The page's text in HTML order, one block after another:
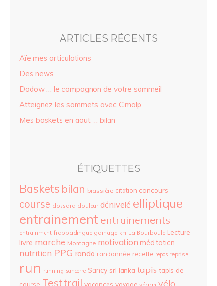
ARTICLES RÉCENTS
Aïe mes articulations
Des news
Dodow … le compagnon de votre sommeil
Atteignez les sommets avec Cimalp
Mes baskets en aout … bilan
ÉTIQUETTES
Baskets bilan brassière citation concours
course dossard douleur dénivelé elliptique
entrainement entrainements
entrainment frappadingue gainage km La Bourboule Lecture
livre marche Montagne motivation méditation
nutrition PPG rando randonnée recette repos reprise
run running sancerre Sancy sri lanka tapis tapis de
course Testtrail vacances voyage végan vélo